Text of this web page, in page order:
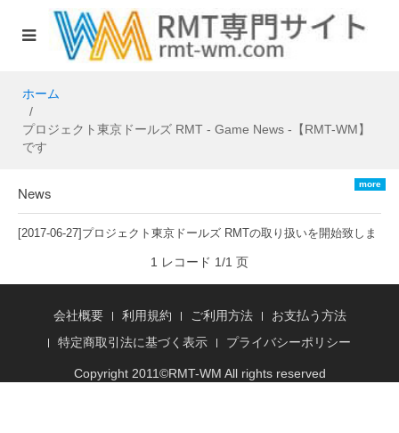
ホーム
プロジェクト東京ドールズ RMT - Game News -【RMT-WM】
です
more
News
[2017-06-27] プロジェクト東京ドールズ RMTの取り扱いを開始致しま
1 レコード 1/1 页
会社概要 利用規約 ご利用方法
お支払う方法
特定商取引法に基づく表示
プライバシーポリシー
Copyright 2011©RMT-WM All rights reserved